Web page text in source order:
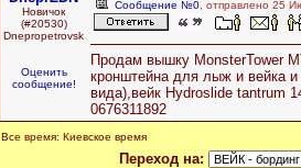
Новичок
(#20530)
Dnepropetrovsk
Оценить
сообщение!
Сообщение №0 , отправлено 25
Продам вышку MonsterTower
кронштейна для лыж и вейка и
вида),вейк Hydroslide tantrum
0676311892
Все время: Киевское время
Переход на: